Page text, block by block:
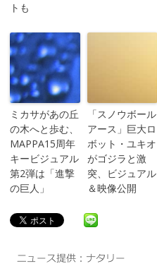
トも
ミカサがあの丘
の木へと歩む、
MAPPA15周年
キービジュアル
第2弾は「進撃
の巨人」
「スノウボール
アース」巨大ロ
ボット・ユキオ
がゴジラと激
突、ビジュアル
＆映像公開